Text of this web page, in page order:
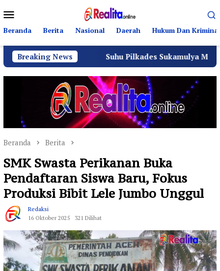
ke
kontenMobile
Beranda Berita Nasional Daerah Hukum Dan Kriminal
Breaking News
Suhu Pilkades Sukamulya Memanas, 2000
Beranda Berita
SMK Swasta Perikanan Buka
Pendaftaran Siswa Baru, Fokus
Produksi Bibit Lele Jumbo Unggul
Redaksi
16 Oktober 2025
321 Dilihat